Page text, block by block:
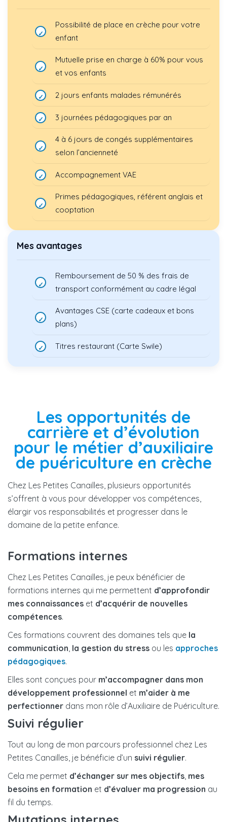
Possibilité de place en crèche pour votre
enfant
Mutuelle prise en charge à 60% pour vous
et vos enfants
2 jours enfants malades rémunérés
3 journées pédagogiques par an
4 à 6 jours de congés supplémentaires
selon l’ancienneté
Accompagnement VAE
Primes pédagogiques, référent anglais et
cooptation
Mes avantages
Remboursement de 50 % des frais de
transport conformément au cadre légal
Avantages CSE (carte cadeaux et bons
plans)
Titres restaurant (Carte Swile)
Les opportunités de
carrière et d’évolution
pour le métier d’auxiliaire
de puériculture en crèche
Chez Les Petites Canailles, plusieurs opportunités
s’offrent à vous pour développer vos compétences,
élargir vos responsabilités et progresser dans le
domaine de la petite enfance.
Formations internes
Chez Les Petites Canailles, je peux bénéficier de
formations internes qui me permettent d’approfondir
mes connaissances et d’acquérir de nouvelles
compétences.
Ces formations couvrent des domaines tels que la
communication, la gestion du stress ou les approches
pédagogiques.
Elles sont conçues pour m’accompagner dans mon
développement professionnel et m’aider à me
perfectionner dans mon rôle d’Auxiliaire de Puériculture.
Suivi régulier
Tout au long de mon parcours professionnel chez Les
Petites Canailles, je bénéficie d’un suivi régulier.
Cela me permet d’échanger sur mes objectifs, mes
besoins en formation et d’évaluer ma progression au
fil du temps.